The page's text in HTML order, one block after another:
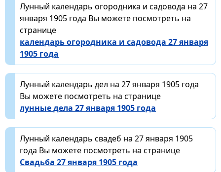
Лунный календарь огородника и садовода на 27
января 1905 года Вы можете посмотреть на
странице
календарь огородника и садовода 27 января
1905 года
Лунный календарь дел на 27 января 1905 года
Вы можете посмотреть на странице
лунные дела 27 января 1905 года
Лунный календарь свадеб на 27 января 1905
года Вы можете посмотреть на странице
Свадьба 27 января 1905 года